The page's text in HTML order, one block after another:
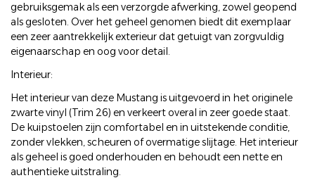
gebruiksgemak als een verzorgde afwerking, zowel geopend
als gesloten. Over het geheel genomen biedt dit exemplaar
een zeer aantrekkelijk exterieur dat getuigt van zorgvuldig
eigenaarschap en oog voor detail.
Interieur:
Het interieur van deze Mustang is uitgevoerd in het originele
zwarte vinyl (Trim 26) en verkeert overal in zeer goede staat.
De kuipstoelen zijn comfortabel en in uitstekende conditie,
zonder vlekken, scheuren of overmatige slijtage. Het interieur
als geheel is goed onderhouden en behoudt een nette en
authentieke uitstraling.